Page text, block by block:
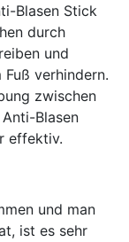
Blasen Stick
durch
und
verhindern.
zwischen
Blasen
effektiv.
und man
ist es sehr